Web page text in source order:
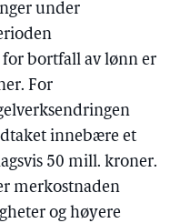
under
bortfall av lønn er
For
innebære et
50 mill. kroner.
merkostnaden
og høyere